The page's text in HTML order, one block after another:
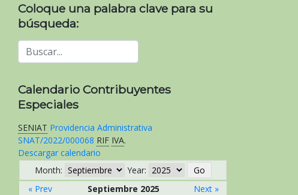
Coloque una palabra clave para su
búsqueda:
Calendario Contribuyentes
Especiales
SENIAT Providencia Administrativa
SNAT/2022/000068 RIF IVA.
Descargar calendario
Month:
Year:
« Prev
Septiembre 2025 Next »